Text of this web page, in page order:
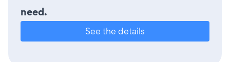
need.
See the details